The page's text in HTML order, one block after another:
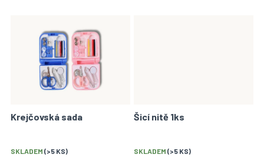
Krejčovská sada
SKLADEM (>5 KS)
Šicí nitě 1ks
SKLADEM (>5 KS)